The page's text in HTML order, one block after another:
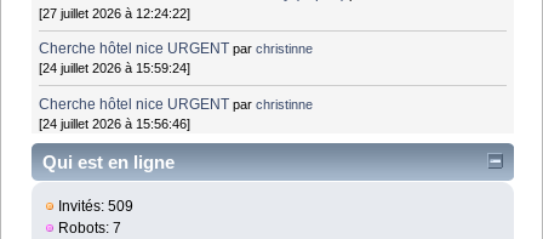
[27 juillet 2026 à 12:24:22]
Cherche hôtel nice URGENT parchristinne
[24 juillet 2026 à 15:59:24]
Cherche hôtel nice URGENT parchristinne
[24 juillet 2026 à 15:56:46]
Qui est en ligne
Invités: 509
Robots: 7